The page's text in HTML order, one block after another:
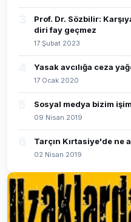
Prof. Dr. Sözbilir:
diri fay geçmez
17 Şubat 2023
Yasak avcılığa ceza
17 Ocak 2020
Sosyal medya bizim
09 Nisan 2019
Tarçın Kırtasiye'de ne
02 Nisan 2019